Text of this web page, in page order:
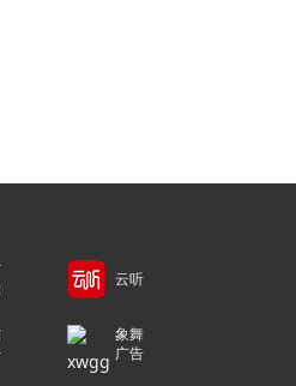
云听
象舞
广告